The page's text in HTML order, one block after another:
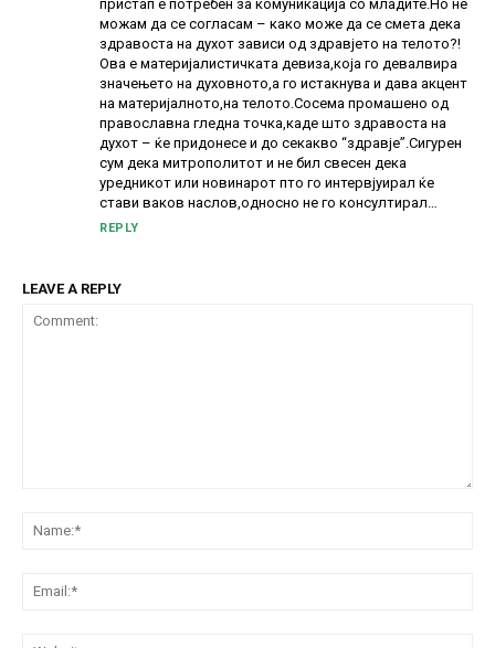
пристап е потребен за комуникација со младите.Но не
можам да се согласам – како може да се смета дека
здравоста на духот зависи од здравјето на телото?!
Ова е материјалистичката девиза,која го девалвира
значењето на духовното,а го истакнува и дава акцент
на материјалното,на телото.Сосема промашено од
православна гледна точка,каде што здравоста на
духот – ќе придонесе и до секакво “здравје”.Сигурен
сум дека митрополитот и не бил свесен дека
уредникот или новинарот пто го интервјуирал ќе
стави ваков наслов,односно не го консултирал…
REPLY
LEAVE A REPLY